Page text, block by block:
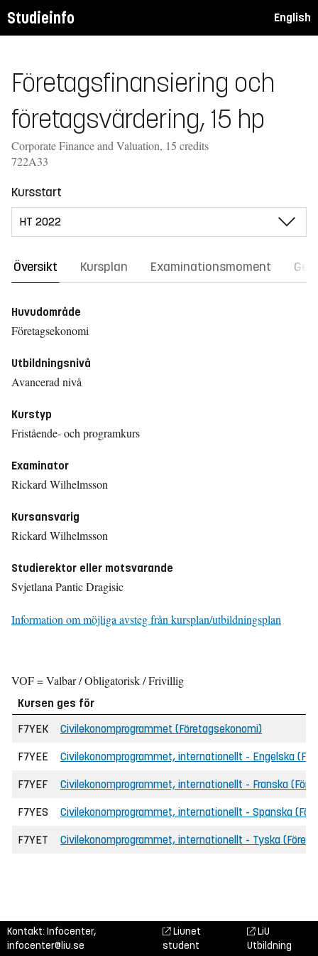
Studieinfo English
Företagsfinansiering och
företagsvärdering, 15 hp
Corporate Finance and Valuation, 15 credits
722A33
Kursstart
Översikt Kursplan Examinationsmoment
Huvudområde
Företagsekonomi
Utbildningsnivå
Avancerad nivå
Kurstyp
Fristående- och programkurs
Examinator
Rickard Wilhelmsson
Kursansvarig
Rickard Wilhelmsson
Studierektor eller motsvarande
Svjetlana Pantic Dragisic
Information om möjliga avsteg från kursplan/utbildningsplan
VOF = Valbar / Obligatorisk / Frivillig
Kursen ges för
F7YEK
Civilekonomprogrammet (Företagsekonomi)
F7YEE Civilekonomprogrammet, internationellt - Engelska
F7YEF Civilekonomprogrammet, internationellt - Franska
F7YES Civilekonomprogrammet, internationellt - Spanska
F7YET Civilekonomprogrammet, internationellt - Tyska
Kontakt: Infocenter,
infocenter@liu.se
Liunet
student
LiU
Utbildning